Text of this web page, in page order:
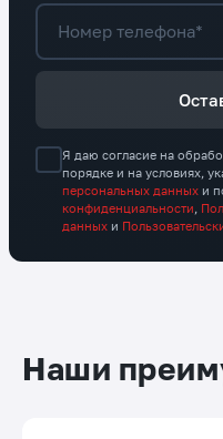
Номер телефона*
Я даю согласие на
порядке и на условиях,
персональных данных и
конфиденциальности,
данных и
Наши